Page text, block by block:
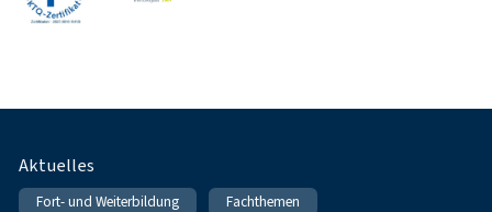
Fußnavigation
Aktuelles
Fort- und Weiterbildung Fachthemen